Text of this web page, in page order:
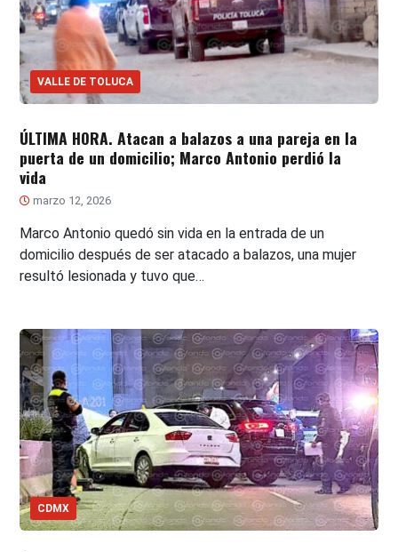
VALLE DE TOLUCA
ÚLTIMA HORA. Atacan a balazos a una pareja en la
puerta de un domicilio; Marco Antonio perdió la
vida
marzo 12, 2026
Marco Antonio quedó sin vida en la entrada de un
domicilio después de ser atacado a balazos, una mujer
resultó lesionada y tuvo que…
CDMX